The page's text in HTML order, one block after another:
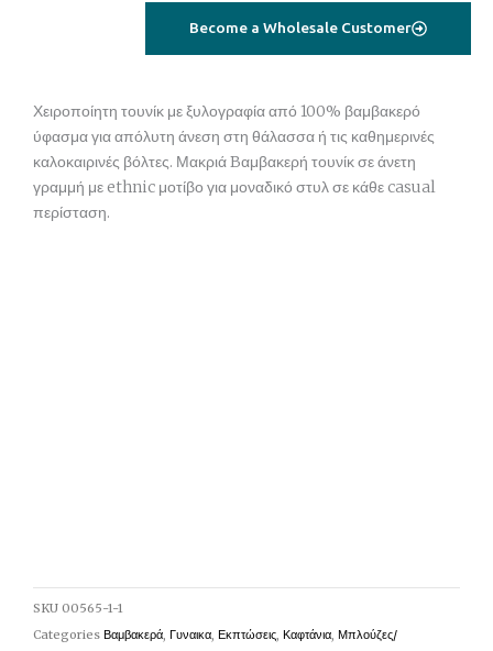
Become a Wholesale Customer
Χειροποίητη τουνίκ με ξυλογραφία από 100% βαμβακερό
ύφασμα για απόλυτη άνεση στη θάλασσα ή τις καθημερινές
καλοκαιρινές βόλτες. Μακριά Bαμβακερή τουνίκ σε άνετη
γραμμή με ethnic μοτίβο για μοναδικό στυλ σε κάθε casual
περίσταση.
SKU 00565-1-1
Categories Βαμβακερά Γυναικα Εκπτώσεις Καφτάνια Μπλούζες/